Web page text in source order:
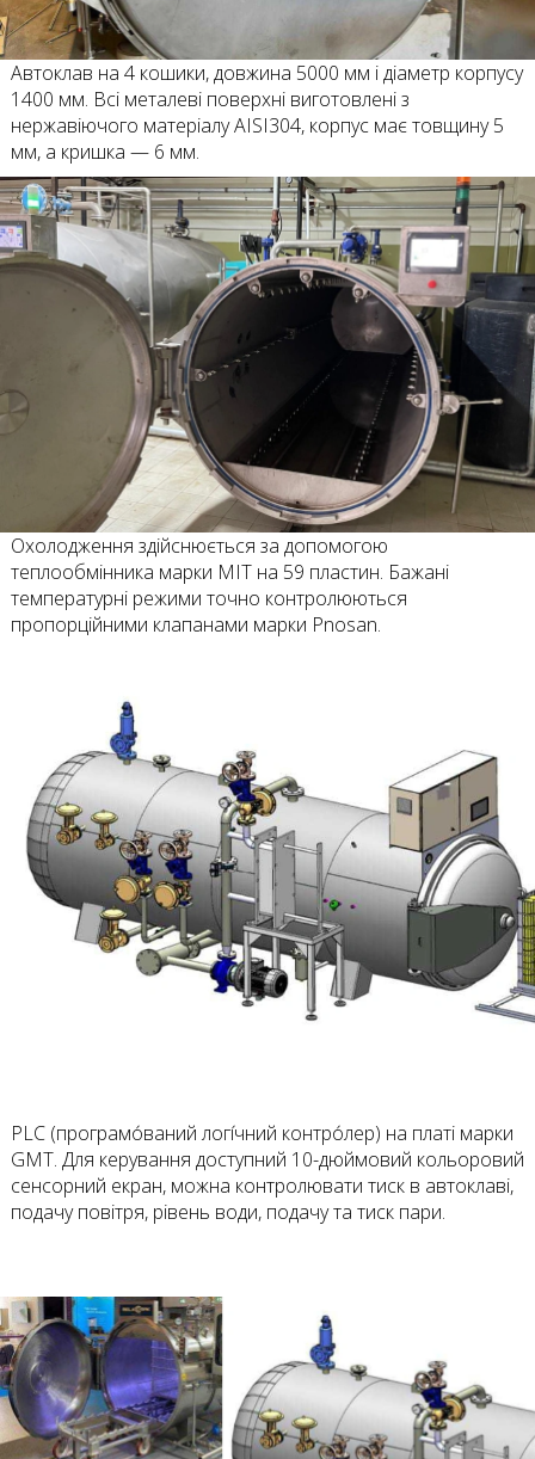
Автоклав на 4 кошики, довжина 5000 мм і діаметр корпусу
1400 мм. Всі металеві поверхні виготовлені з
нержавіючого матеріалу AISI304, корпус має товщину 5
мм, а кришка — 6 мм.
Охолодження здійснюється за допомогою
теплообмінника марки MIT на 59 пластин. Бажані
температурні режими точно контролюються
пропорційними клапанами марки Pnosan.
PLC (програмо́ваний логі́чний контро́лер) на платі марки
GMT. Для керування доступний 10-дюймовий кольоровий
сенсорний екран, можна контролювати тиск в автоклаві,
подачу повітря, рівень води, подачу та тиск пари.